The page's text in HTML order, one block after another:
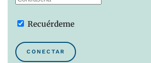
Recuérdeme
CONECTAR